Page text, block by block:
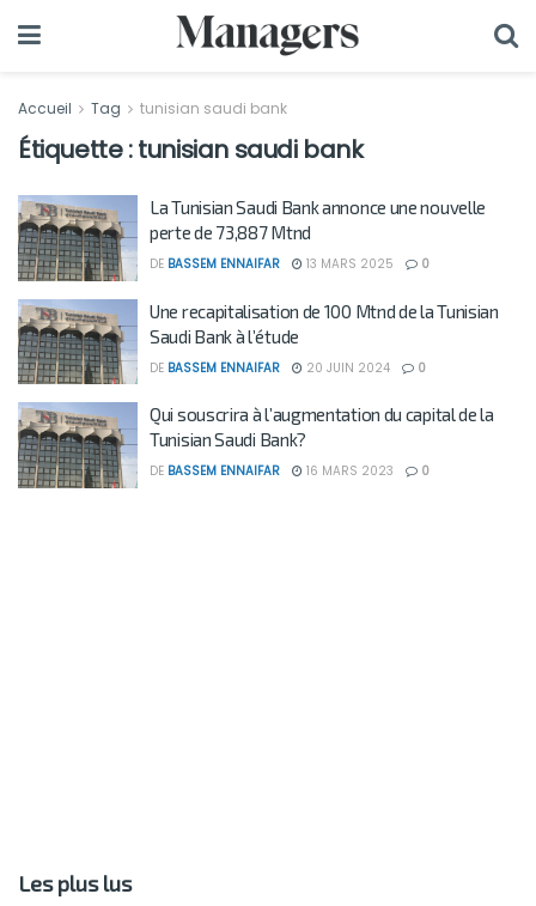
Accueil Tag tunisian saudi bank
Étiquette :tunisian saudi bank
La Tunisian Saudi Bank annonce une nouvelle
perte de 73,887 Mtnd
DE BASSEM ENNAIFAR 13 MARS 2025 0
Une recapitalisation de 100 Mtnd de la Tunisian
Saudi Bank à l’étude
DE BASSEM ENNAIFAR 20 JUIN 2024 0
Qui souscrira à l’augmentation du capital de la
Tunisian Saudi Bank?
DE BASSEM ENNAIFAR 16 MARS 2023 0
Les plus lus